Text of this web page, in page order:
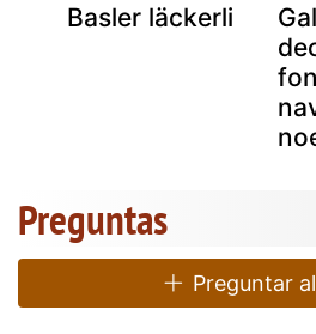
Basler läckerli
Preguntas
Preguntar